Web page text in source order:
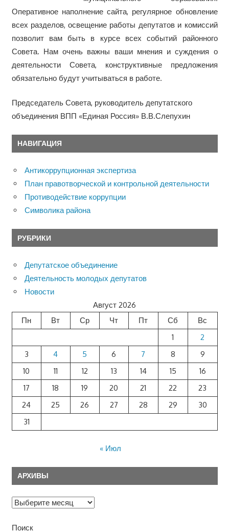
Оперативное наполнение сайта, регулярное обновление
всех разделов, освещение работы депутатов и комиссий
позволит вам быть в курсе всех событий районного
Совета. Нам очень важны ваши мнения и суждения о
деятельности Совета, конструктивные предложения
обязательно будут учитываться в работе.
Председатель Совета, руководитель депутатского
объединения ВПП «Единая Россия» В.В.Слепухин
НАВИГАЦИЯ
Антикоррупционная экспертиза
План правотворческой и контрольной деятельности
Противодействие коррупции
Символика района
РУБРИКИ
Депутатское объединение
Деятельность молодых депутатов
Новости
Август 2026
Пн
Вт Ср Чт Пт Сб
Вс
1
2
3
4 5 6 7 8
9
10
11 12 13 14 15
16
17
18 19 20 21 22
23
24
25 26 27 28 29
30
31
« Июл
АРХИВЫ
Архивы
Поиск